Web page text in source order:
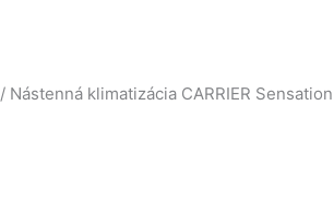
/ Nástenná klimatizácia CARRIER